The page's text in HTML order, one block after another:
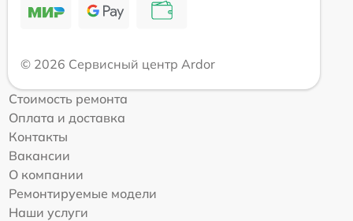
© 2026 Сервисный центр Ardor
Стоимость ремонта
Оплата и доставка
Контакты
Вакансии
О компании
Ремонтируемые модели
Наши услуги